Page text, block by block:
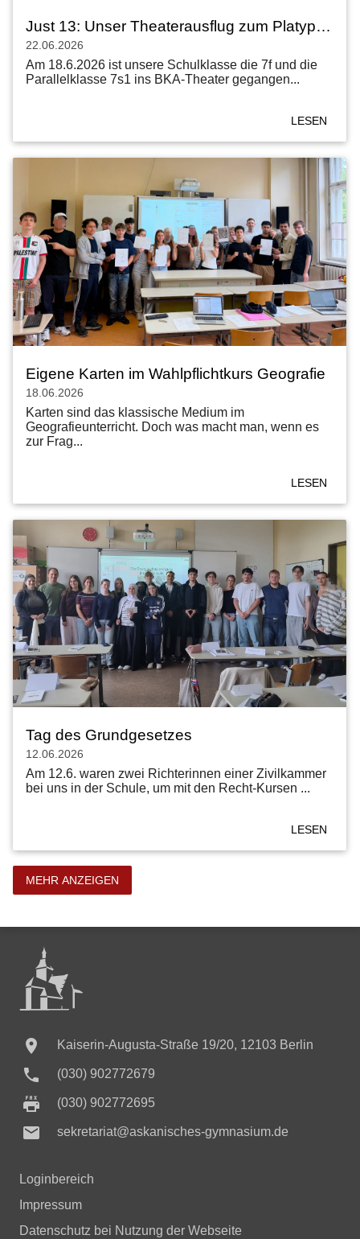
Just 13: Unser Theaterausflug zum Platypus Theater
22.06.2026
Am 18.6.2026 ist unsere Schulklasse die 7f und die
Parallelklasse 7s1 ins BKA-Theater gegangen...
LESEN
Eigene Karten im Wahlpflichtkurs Geografie
18.06.2026
Karten sind das klassische Medium im
Geografieunterricht. Doch was macht man, wenn es
zur Frag...
LESEN
Tag des Grundgesetzes
12.06.2026
Am 12.6. waren zwei Richterinnen einer Zivilkammer
bei uns in der Schule, um mit den Recht-Kursen ...
LESEN
MEHR ANZEIGEN
 Kaiserin-Augusta-Straße 19/20, 12103 Berlin
 (030) 902772679
(030) 902772695
 sekretariat@askanisches-gymnasium.de
Loginbereich
Impressum
Datenschutz bei Nutzung der Webseite